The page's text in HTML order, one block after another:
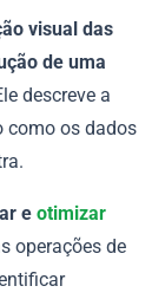
visual das
de uma
descreve a
como os dados
e otimizar
operações de